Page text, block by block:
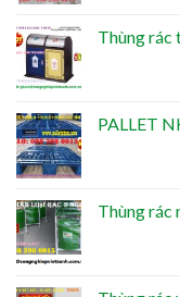
Thùng rác
PALLET
Thùng rác